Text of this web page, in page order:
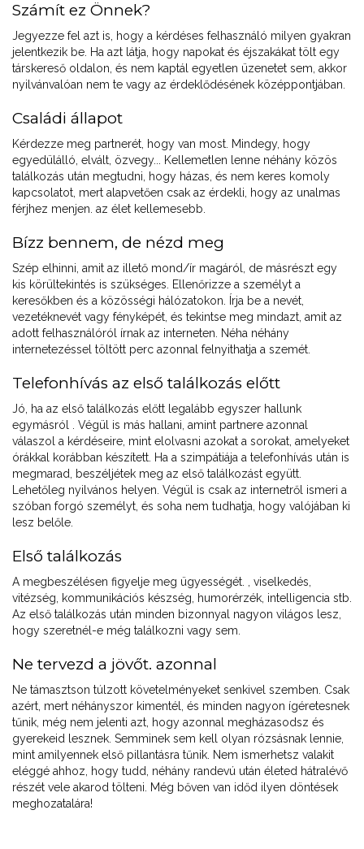
Számít ez Önnek?
Jegyezze fel azt is, hogy a kérdéses felhasználó milyen gyakran
jelentkezik be. Ha azt látja, hogy napokat és éjszakákat tölt egy
társkereső oldalon, és nem kaptál egyetlen üzenetet sem, akkor
nyilvánvalóan nem te vagy az érdeklődésének középpontjában.
Családi állapot
Kérdezze meg partnerét, hogy van most. Mindegy, hogy
egyedülálló, elvált, özvegy... Kellemetlen lenne néhány közös
találkozás után megtudni, hogy házas, és nem keres komoly
kapcsolatot, mert alapvetően csak az érdekli, hogy az unalmas
férjhez menjen. az élet kellemesebb.
Bízz bennem, de nézd meg
Szép elhinni, amit az illető mond/ír magáról, de másrészt egy
kis körültekintés is szükséges. Ellenőrizze a személyt a
keresőkben és a közösségi hálózatokon. Írja be a nevét,
vezetéknevét vagy fényképét, és tekintse meg mindazt, amit az
adott felhasználóról írnak az interneten. Néha néhány
internetezéssel töltött perc azonnal felnyithatja a szemét.
Telefonhívás az első találkozás előtt
Jó, ha az első találkozás előtt legalább egyszer hallunk
egymásról . Végül is más hallani, amint partnere azonnal
válaszol a kérdéseire, mint elolvasni azokat a sorokat, amelyeket
órákkal korábban készített. Ha a szimpátiája a telefonhívás után is
megmarad, beszéljétek meg az első találkozást együtt.
Lehetőleg nyilvános helyen. Végül is csak az internetről ismeri a
szóban forgó személyt, és soha nem tudhatja, hogy valójában ki
lesz belőle.
Első találkozás
A megbeszélésen figyelje meg ügyességét. , viselkedés,
vitézség, kommunikációs készség, humorérzék, intelligencia stb.
Az első találkozás után minden bizonnyal nagyon világos lesz,
hogy szeretnél-e még találkozni vagy sem.
Ne tervezd a jövőt. azonnal
Ne támasztson túlzott követelményeket senkivel szemben. Csak
azért, mert néhányszor kimentél, és minden nagyon ígéretesnek
tűnik, még nem jelenti azt, hogy azonnal megházasodsz és
gyerekeid lesznek. Semminek sem kell olyan rózsásnak lennie,
mint amilyennek első pillantásra tűnik. Nem ismerhetsz valakit
eléggé ahhoz, hogy tudd, néhány randevú után életed hátralévő
részét vele akarod tölteni. Még bőven van időd ilyen döntések
meghozatalára!